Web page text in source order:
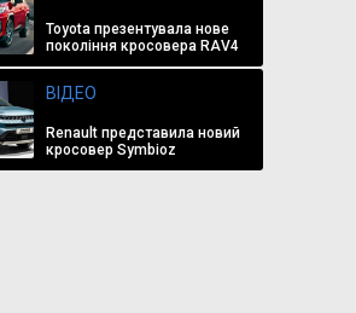
Toyota презентувала нове
покоління кросовера RAV4
ВІДЕО
Renault представила новий
кросовер Symbioz